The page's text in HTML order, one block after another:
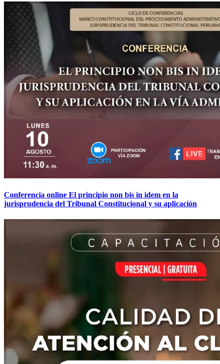
Conferencia online El principio non bis in idem en la
jurisprudencia del Tribunal Constitucional y su aplicación